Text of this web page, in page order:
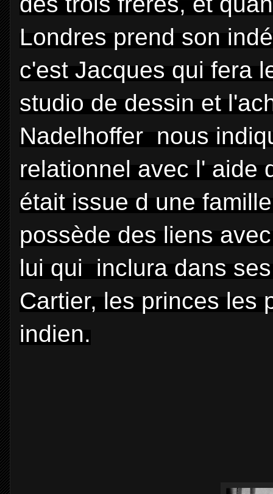
Londres prend son
c'est Jacques qui fera
studio de dessin et
Nadelhoffer nous
relationnel avec l' aide
était issue d une
possède des liens
lui qui inclura dans
Cartier, les princes les
indien.